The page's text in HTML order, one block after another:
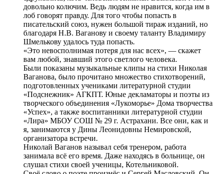
довольно колючим. Ведь людям не нравится, когда им в
лоб говорят правду. Для того чтобы попасть в
писательский союз, нужен большой тираж изданий, но
благодаря Н.В. Ваганову и своему таланту Владимиру
Шмелькову удалось туда попасть.
«Это невосполнимая потеря для нас всех», — скажет
вам любой, знавший этого светлого человека.
Были показаны музыкальные клипы на стихи Николая
Ваганова, было прочитано множество стихотворений,
подготовленных учениками литературной студии
«Подснежник» АГКПТ. Юные декламаторы и поэты из
творческого объединения «Лукоморье» Дома творчества
«Успех», а также воспитанники литературной студии
«Лира» МБОУ СОШ № 29 г. Астрахани. Все они, как и
я, занимаются у Дины Леонидовны Немировской,
организатора встречи.
Николай Ваганов называл себя тренером, работа
занимала всё его время. Даже находясь в больнице, он
слушал стихи своей ученицы, Котельниковой.